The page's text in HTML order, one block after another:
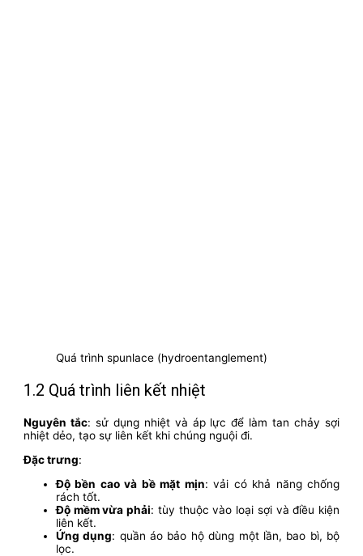
Quá trình spunlace (hydroentanglement)
1.2 Quá trình liên kết nhiệt
Nguyên tắc: sử dụng nhiệt và áp lực để làm tan chảy sợi
nhiệt dẻo, tạo sự liên kết khi chúng nguội đi.
Đặc trưng:
Độ bền cao và bề mặt mịn: vải có khả năng chống
rách tốt.
Độ mềm vừa phải: tùy thuộc vào loại sợi và điều kiện
liên kết.
Ứng dụng: quần áo bảo hộ dùng một lần, bao bì, bộ
lọc.